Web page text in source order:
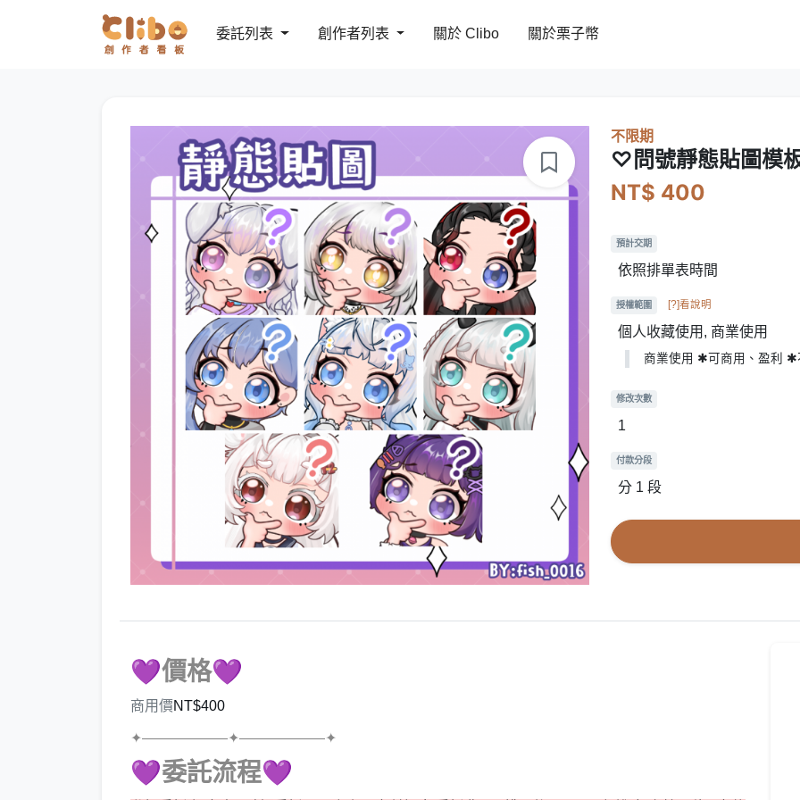
委託列表 創作者列表 關於 Clibo 關於栗子幣
不限期
♡問號靜態貼圖模
NT$ 400
預計交期
依照排單表時間
授權範圍 [?]看說明
個人收藏使用, 商業使用
商業使用 ✱可商用、盈利 ✱
修改次數
1
付款分段
分 1 段
💜價格💜
商用價NT$400
✦——————✦——————✦
💜委託流程💜